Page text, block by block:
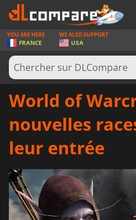
JEUX
CARTES PRÉPAYÉES
LOGICIELS
SE CONNECTER OU S'INSCRIRE
YOU ARE HERE
FRANCE
WE ALSO SUPPORT
USA
World of
nouvelles
leur entrée